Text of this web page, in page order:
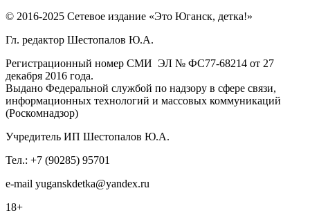
© 2016-2025 Сетевое издание «Это Юганск, детка!»
Гл. редактор Шестопалов Ю.А.
Регистрационный номер СМИ ЭЛ № ФС77-68214 от 27
декабря 2016 года.
Выдано Федеральной службой по надзору в сфере связи,
информационных технологий и массовых коммуникаций
(Роскомнадзор)
Учредитель ИП Шестопалов Ю.А.
Тел.: +7 (90285) 95701
e-mail yuganskdetka@yandex.ru
18+